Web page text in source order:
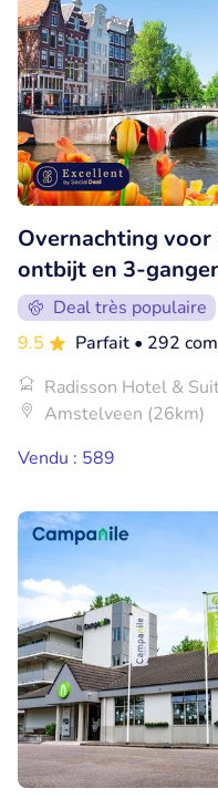
Overnachting voor
ontbijt en 3-
Deal très populaire
9.5
Parfait • 292
Radisson Hotel &
Amstelveen (26km)
Vendu : 589